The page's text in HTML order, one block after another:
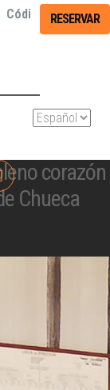
RESERVAR
corazón
Chueca